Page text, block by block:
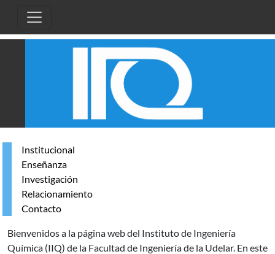
Institucional
Enseñanza
Investigación
Relacionamiento
Contacto
Bienvenidos a la página web del Instituto de Ingeniería
Química (IIQ) de la Facultad de Ingeniería de la Udelar. En este